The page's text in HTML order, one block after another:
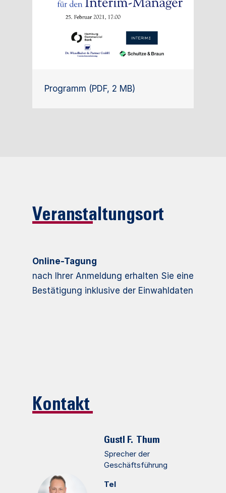
Veranstaltungsort
Online-Tagung
nach Ihrer Anmeldung erhalten Sie eine
Bestätigung inklusive der Einwahldaten
Programm (PDF, 2 MB)
Kontakt
Gustl F. Thum
Sprecher der
Geschäftsführung
Tel